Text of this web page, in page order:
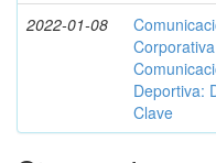
2022-01-08
Deportiva:
Clave